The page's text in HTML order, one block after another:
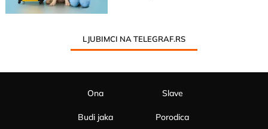
LJUBIMCI NA TELEGRAF.RS
Ona
Budi jaka
Slave
Porodica